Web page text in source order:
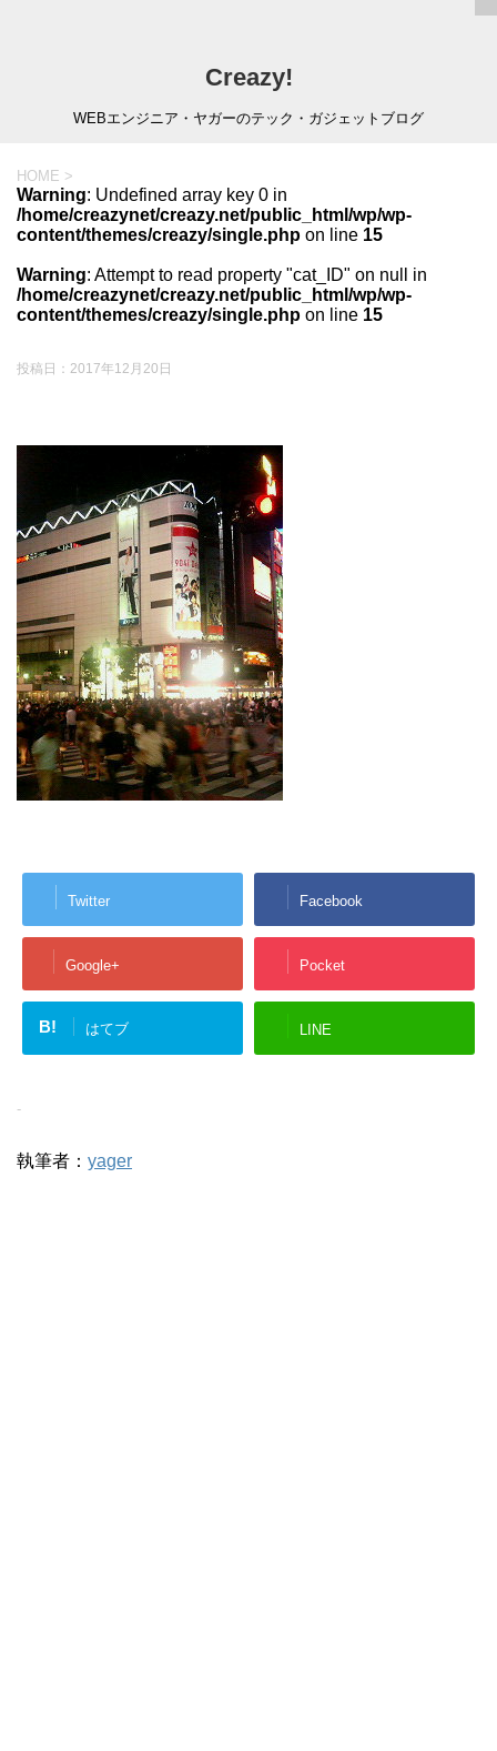
Creazy!
WEBエンジニア・ヤガーのテック・ガジェットブログ
HOME >
Warning: Undefined array key 0 in
/home/creazynet/creazy.net/public_html/wp/wp-
content/themes/creazy/single.php on line 15
Warning: Attempt to read property "cat_ID" on null in
/home/creazynet/creazy.net/public_html/wp/wp-
content/themes/creazy/single.php on line 15
投稿日： 2017年12月20日
Twitter Facebook
Google+ Pocket
B! はてブ LINE
-
執筆者： yager